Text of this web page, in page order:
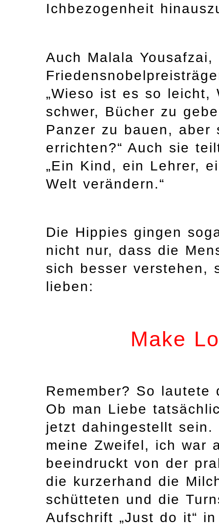
Ichbezogenheit
Auch Malala
„Wieso ist es so leicht,
schwer, Bücher zu
Panzer zu bauen, aber
errichten?“ Auch sie
„Ein Kind, ein Lehrer,
Welt verändern.“
Die Hippies gingen
nicht nur, dass die
sich besser verstehen,
lieben:
Make
Remember? So lautete
Ob man Liebe
jetzt dahingestellt
meine Zweifel, ich war
beeindruckt von der
die kurzerhand die
schütteten und die
Aufschrift „Just do it“